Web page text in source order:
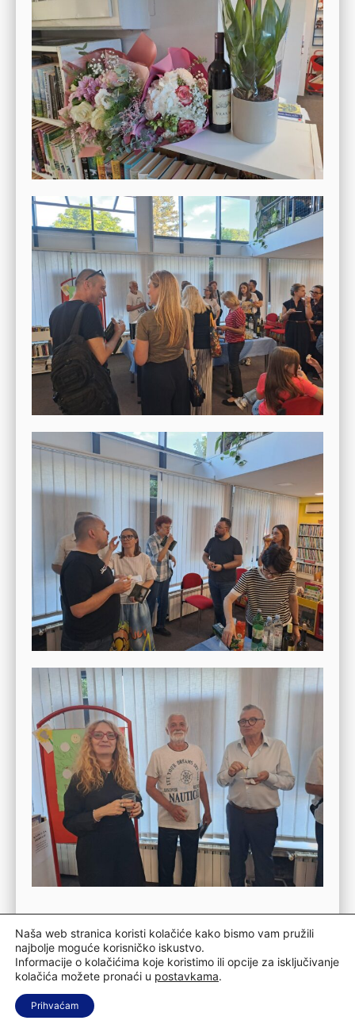
Naša web stranica koristi kolačiće kako bismo vam pružili
najbolje moguće korisničko iskustvo.
Informacije o kolačićima koje koristimo ili opcije za isključivanje
kolačića možete pronaći u postavkama.
Prihvaćam